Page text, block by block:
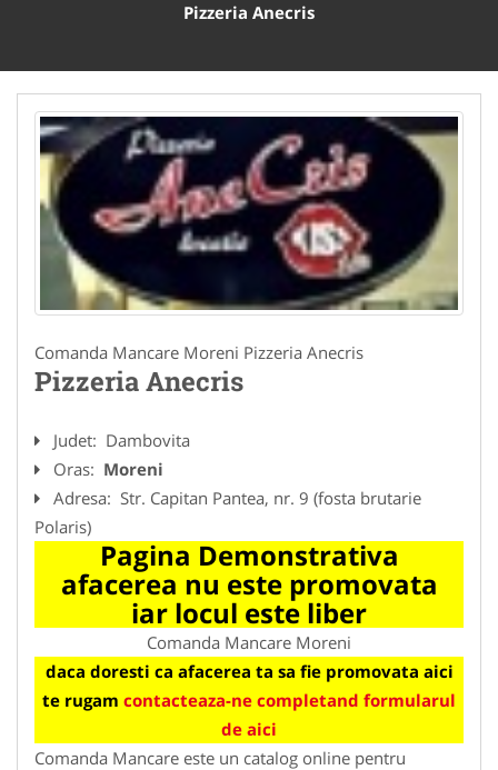
Pizzeria Anecris
Comanda Mancare Moreni Pizzeria Anecris
Pizzeria Anecris
Judet: Dambovita
Oras: Moreni
Adresa: Str. Capitan Pantea, nr. 9 (fosta brutarie
Polaris)
Pagina Demonstrativa
afacerea nu este promovata
iar locul este liber
Comanda Mancare Moreni
daca doresti ca afacerea ta sa fie promovata aici
te rugam contacteaza-ne completand formularul
de aici
Comanda Mancare este un catalog online pentru